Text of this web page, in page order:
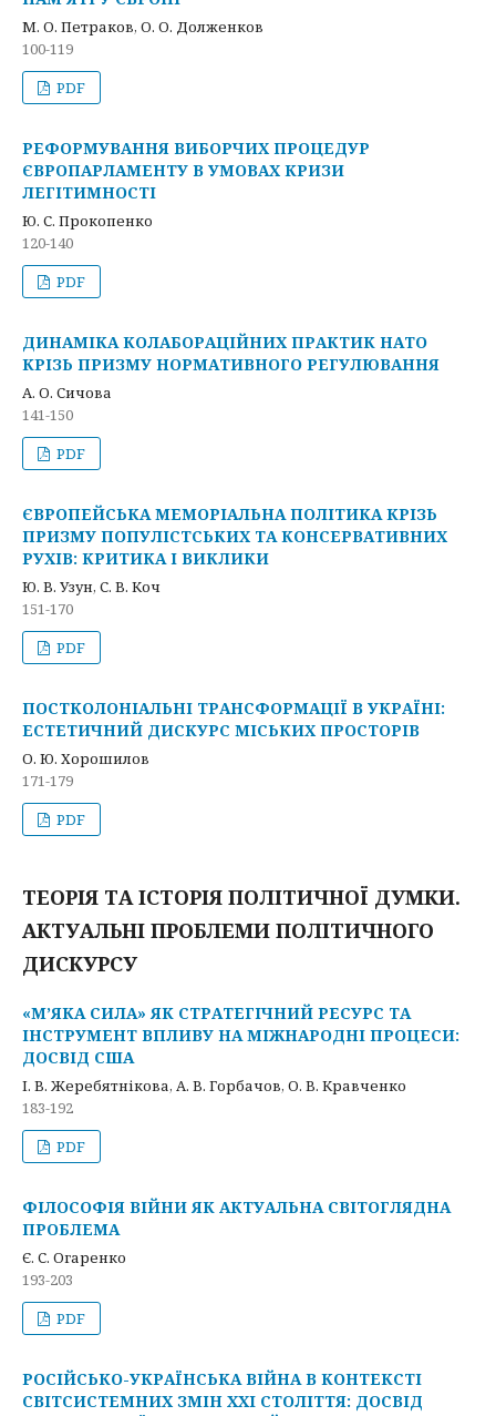
М. О. Петраков, О. О. Долженков
100-119
PDF
РЕФОРМУВАННЯ ВИБОРЧИХ ПРОЦЕДУР
ЄВРОПАРЛАМЕНТУ В УМОВАХ КРИЗИ
ЛЕГІТИМНОСТІ
Ю. С. Прокопенкo
120-140
PDF
ДИНАМІКА КОЛАБОРАЦІЙНИХ ПРАКТИК НАТО
КРІЗЬ ПРИЗМУ НОРМАТИВНОГО РЕГУЛЮВАННЯ
А. О. Сичова
141-150
PDF
ЄВРОПЕЙСЬКА МЕМОРІАЛЬНА ПОЛІТИКА КРІЗЬ
ПРИЗМУ ПОПУЛІСТСЬКИХ ТА КОНСЕРВАТИВНИХ
РУХІВ: КРИТИКА І ВИКЛИКИ
Ю. В. Узун, С. В. Коч
151-170
PDF
ПОСТКОЛОНІАЛЬНІ ТРАНСФОРМАЦІЇ В УКРАЇНІ:
ЕСТЕТИЧНИЙ ДИСКУРС МІСЬКИХ ПРОСТОРІВ
О. Ю. Хорошилов
171-179
PDF
ТЕОРІЯ ТА ІСТОРІЯ ПОЛІТИЧНОЇ ДУМКИ.
АКТУАЛЬНІ ПРОБЛЕМИ ПОЛІТИЧНОГО
ДИСКУРСУ
«М’ЯКА СИЛА» ЯК СТРАТЕГІЧНИЙ РЕСУРС ТА
ІНСТРУМЕНТ ВПЛИВУ НА МІЖНАРОДНІ ПРОЦЕСИ:
ДОСВІД США
І. В. Жеребятнікова, А. В. Горбачов, О. В. Кравченко
183-192
PDF
ФІЛОСОФІЯ ВІЙНИ ЯК АКТУАЛЬНА СВІТОГЛЯДНА
ПРОБЛЕМА
Є. С. Огаренко
193-203
PDF
РОСІЙСЬКО-УКРАЇНСЬКА ВІЙНА В КОНТЕКСТІ
СВІТСИСТЕМНИХ ЗМІН XXI СТОЛІТТЯ: ДОСВІД